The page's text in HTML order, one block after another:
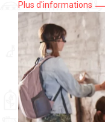
Plus d'informations